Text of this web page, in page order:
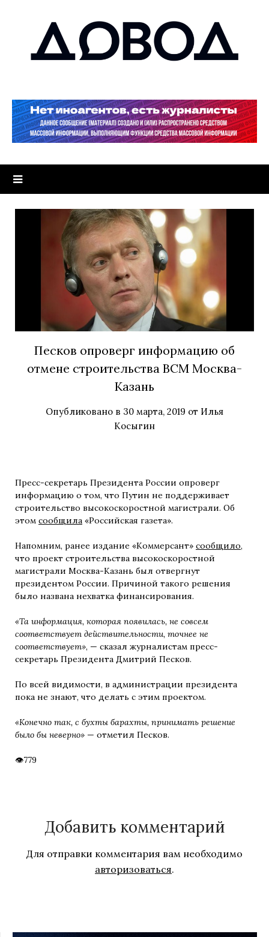
Песков опроверг информацию об
отмене строительства ВСМ Москва-
Казань
Опубликовано в 30 марта, 2019 от Илья
Косыгин
Пресс-секретарь Президента России опроверг
информацию о том, что Путин не поддерживает
строительство высокоскоростной магистрали. Об
этом сообщила «Российская газета».
Напомним, ранее издание «Коммерсант» сообщило,
что проект строительства высокоскоростной
магистрали Москва-Казань был отвергнут
президентом России. Причиной такого решения
было названа нехватка финансирования.
«Та информация, которая появилась, не совсем
соответствует действительности, точнее не
соответствует», — сказал журналистам пресс-
секретарь Президента Дмитрий Песков.
По всей видимости, в администрации президента
пока не знают, что делать с этим проектом.
«Конечно так, с бухты барахты, принимать решение
было бы неверно» — отметил Песков.
779
Добавить комментарий
Для отправки комментария вам необходимо
авторизоваться.